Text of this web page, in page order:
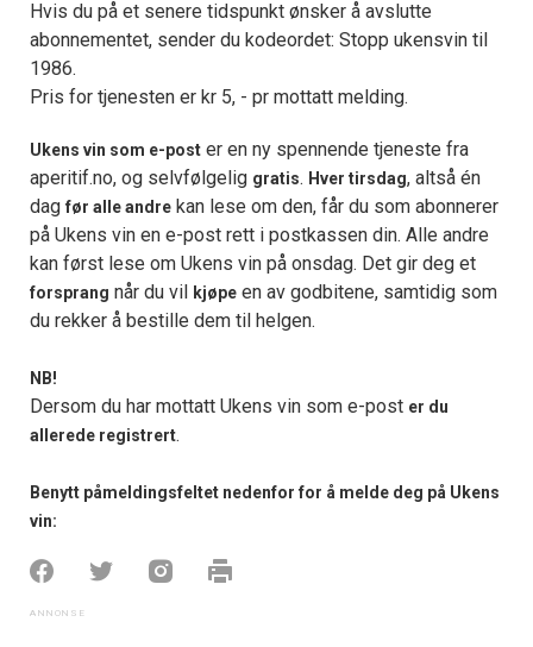
Hvis du på et senere tidspunkt ønsker å avslutte
abonnementet, sender du kodeordet: Stopp ukensvin til
1986.
Pris for tjenesten er kr 5, - pr mottatt melding.
Ukens vin som e-post er en ny spennende tjeneste fra
aperitif.no, og selvfølgelig gratis. Hver tirsdag, altså én
dag før alle andre kan lese om den, får du som abonnerer
på Ukens vin en e-post rett i postkassen din. Alle andre
kan først lese om Ukens vin på onsdag. Det gir deg et
forsprang når du vil kjøpe en av godbitene, samtidig som
du rekker å bestille dem til helgen.
NB!
Dersom du har mottatt Ukens vin som e-post er du
allerede registrert.
Benytt påmeldingsfeltet nedenfor for å melde deg på Ukens
vin: